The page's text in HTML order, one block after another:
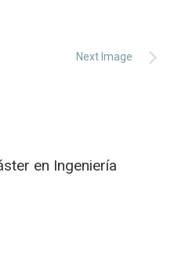
Next Image
en Ingeniería